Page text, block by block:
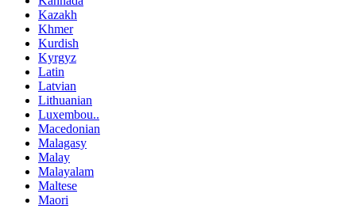
Kazakh
Khmer
Kurdish
Kyrgyz
Latin
Latvian
Lithuanian
Luxembou..
Macedonian
Malagasy
Malay
Malayalam
Maltese
Maori